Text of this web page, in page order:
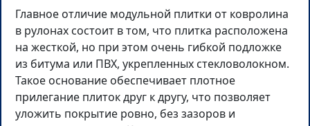
Главное отличие модульной плитки от ковролина
в рулонах состоит в том, что плитка расположена
на жесткой, но при этом очень гибкой подложке
из битума или ПВХ, укрепленных стекловолокном.
Такое основание обеспечивает плотное
прилегание плиток друг к другу, что позволяет
уложить покрытие ровно, без зазоров и